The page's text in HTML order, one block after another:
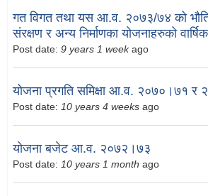
गत विगत तथा यस आ.व. २०७३/७४ को
संरक्षण र अन्य निर्माणका योजनाहरुको
Post date: 9 years 1 weekago
योजना प्रगति समिक्षा आ.व. २०७०।७१ र
Post date: 10 years 4 weeks ago
योजना बजेट आ.व. २०७२।७३
Post date: 10 years 1 month ago